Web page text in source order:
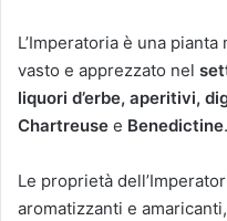
L’Imperatoria è una
vasto e apprezzato nel
liquori d’erbe, aperitivi,
Chartreuse e Benedictine.
Le proprietà
aromatizzanti e